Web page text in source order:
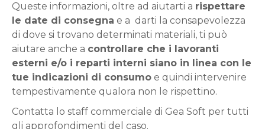
Queste informazioni, oltre ad aiutarti a rispettare
le date di consegna e a darti la consapevolezza
di dove si trovano determinati materiali, ti può
aiutare anche a controllare che i lavoranti
esterni e/o i reparti interni siano in linea con le
tue indicazioni di consumo e quindi intervenire
tempestivamente qualora non le rispettino.
Contatta lo staff commerciale di Gea Soft per tutti
gli approfondimenti del caso.